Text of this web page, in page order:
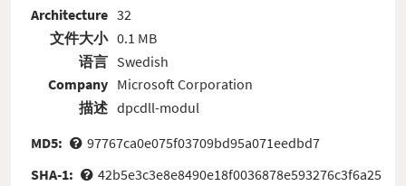
Architecture
文件大小
语言
Company
描述
32
0.1 MB
Swedish
Microsoft Corporation
dpcdll-modul
MD5:
97767ca0e075f03709bd95a071eedbd7
SHA-1:
42b5e3c3e8e8490e18f0036878e593276c3f6a25